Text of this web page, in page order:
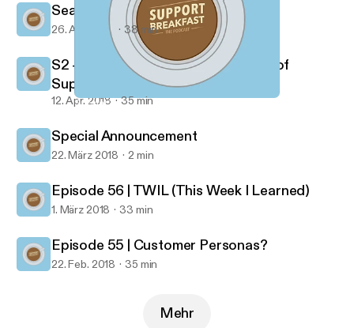
Special Announcement
Season 2 | Episode 2 | I'm Worth It
26. Apr. 2018 38 min
S2 - Ep 1 | Demonstrating the value of
Support
12. Apr. 2018 35 min
Special Announcement
22. März 2018 2 min
Episode 56 | TWIL (This Week I Learned)
1. März 2018 33 min
Episode 55 | Customer Personas?
22. Feb. 2018 35 min
Mehr